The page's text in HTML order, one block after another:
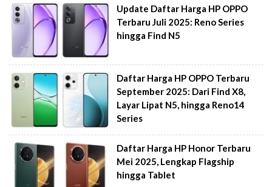
Update Daftar Harga HP OPPO
Terbaru Juli 2025: Reno Series
hingga Find N5
Daftar Harga HP OPPO Terbaru
September 2025: Dari Find X8,
Layar Lipat N5, hingga Reno14
Series
Daftar Harga HP Honor Terbaru
Mei 2025, Lengkap Flagship
hingga Tablet